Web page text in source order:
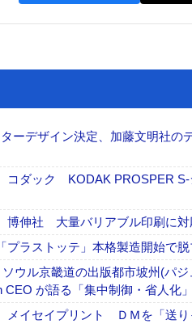
ーデザイン決定、加藤文明社
コダック KODAK PROSPER
博伸社 大量バリアブル印刷に
ラストッテ」本格製造開始で
ソウル京畿道の出版都市坡州(
が語る「集中制御・省人化」
メイセイプリント ＤＭを「送